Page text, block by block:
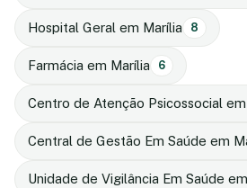
Hospital Geral em Marília 8
Farmácia em Marília 6
Centro de Atenção Psicossocial
Central de Gestão Em Saúde em
Unidade de Vigilância Em Saúde